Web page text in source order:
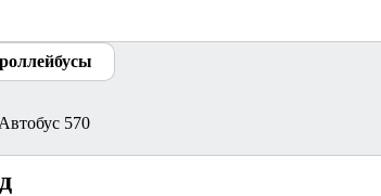
570